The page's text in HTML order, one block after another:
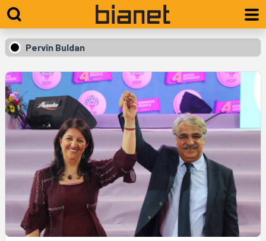
Pervîn Buldan